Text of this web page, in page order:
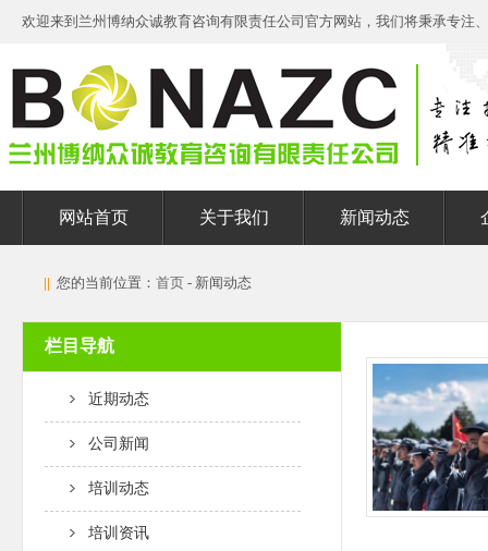
欢迎来到兰州博纳众诚教育咨询有限责任公司官方网站，我们将秉承专注
网站首页 关于我们 新闻动态
|| 您的当前位置： 首页 - 新闻动态
栏目导航
近期动态
公司新闻
培训动态
培训资讯